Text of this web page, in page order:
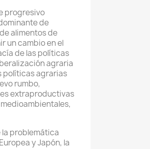
progresivo
de
alimentos de
un cambio en el
de las políticas
agraria
políticas agrarias
rumbo,
extraproductivas
problemática
y Japón, la